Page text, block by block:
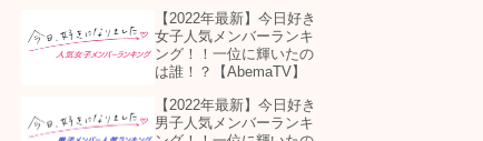
【2022年最新】今日好き
女子人気メンバーランキ
ング！！一位に輝いたの
は誰！？【AbemaTV】
【2022年最新】今日好き
男子人気メンバーランキ